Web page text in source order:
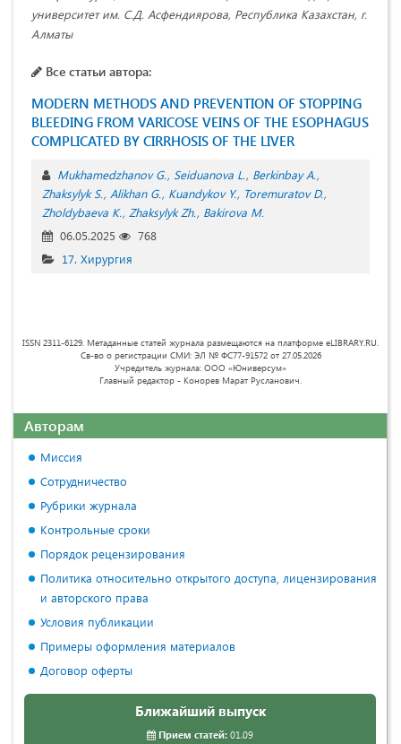
университет им. С.Д. Асфендиярова, Республика Казахстан, г.
Алматы
Все статьи автора:
MODERN METHODS AND PREVENTION OF STOPPING
BLEEDING FROM VARICOSE VEINS OF THE ESOPHAGUS
COMPLICATED BY CIRRHOSIS OF THE LIVER
Mukhamedzhanov G. Seiduanova L. Berkinbay A.
Zhaksylyk S. Alikhan G. Kuandykov Y. Toremuratov D.
Zholdybaeva K. Zhaksylyk Zh. Bakirova M.
06.05.2025
768
17. Хирургия
ISSN 2311-6129. Метаданные статей журнала размещаются на платформе eLIBRARY.RU.
Св-во о регистрации СМИ: ЭЛ № ФС77-91572 от 27.05.2026
Учредитель журнала: ООО «Юниверсум»
Главный редактор - Конорев Марат Русланович.
Авторам
Миссия
Сотрудничество
Рубрики журнала
Контрольные сроки
Порядок рецензирования
Политика относительно открытого доступа, лицензирования
и авторского права
Условия публикации
Примеры оформления материалов
Договор оферты
Ближайший выпуск
Прием статей: 01.09